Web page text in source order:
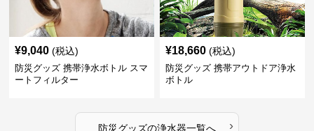
¥9,040 (税込)
防災グッズ 携帯浄水ボトル スマ
ートフィルター
¥18,660 (税込)
防災グッズ 携帯アウトドア浄水
ボトル
防災グッズの浄水器一覧へ ›